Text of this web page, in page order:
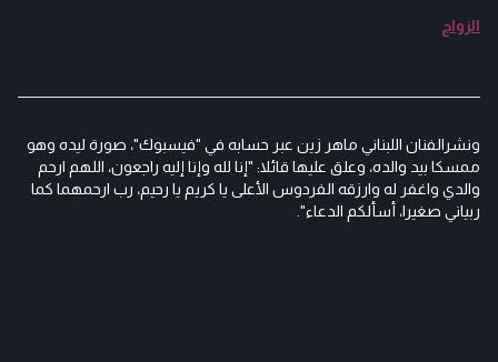
الزواج
ونشرالفنان اللبناني ماهر زين عبر حسابه في "فيسبوك"، صورة ليده وهو
ممسكا بيد والده، وعلق عليها قائلا: "إنا لله وإنا إليه راجعون، اللهم ارحم
والدي واغفر له وارزقه الفردوس الأعلى يا كريم يا رحيم، رب ارحمهما كما
ربياني صغيرا، أسألكم الدعاء".